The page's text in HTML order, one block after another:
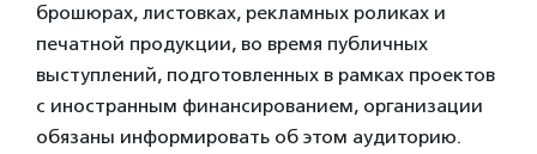
брошюрах, листовках, рекламных роликах и
печатной продукции, во время публичных
выступлений, подготовленных в рамках проектов
с иностранным финансированием, организации
обязаны информировать об этом аудиторию.